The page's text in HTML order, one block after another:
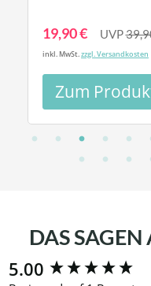
19,90 € UVP
inkl. MwSt.zzgl. Versandkosten
Zum
DAS
5.00
New content loaded